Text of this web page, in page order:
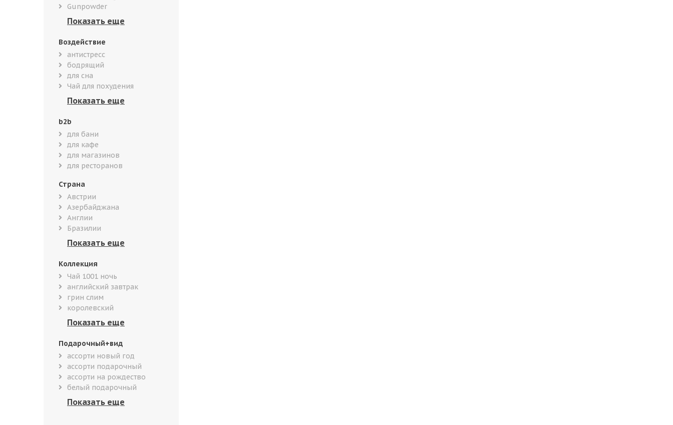
Gunpowder
Воздействие
антистресс
бодрящий
для сна
Чай для похудения
b2b
для бани
для кафе
для магазинов
для ресторанов
Страна
Австрии
Азербайджана
Англии
Бразилии
Коллекция
Чай 1001 ночь
английский завтрак
грин слим
королевский
Подарочный+вид
ассорти новый год
ассорти подарочный
ассорти на рождество
белый подарочный